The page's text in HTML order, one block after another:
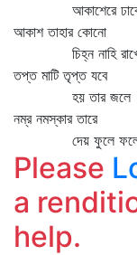
আকাশেরে
আকাশ তাহার কোনো
চিহ্ন নাহি
তপ্ত মাটি তৃপ্ত যবে
হয় তার জলে
নম্র নমস্কার তারে
দেয় ফুলে
Please
a
help.